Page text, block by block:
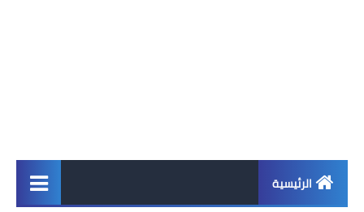
الرئيسية